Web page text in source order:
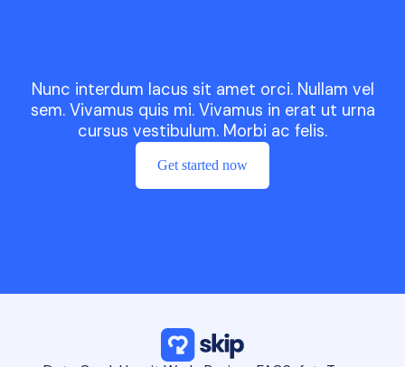
Nunc interdum lacus sit amet orci. Nullam vel
sem. Vivamus quis mi. Vivamus in erat ut urna
cursus vestibulum. Morbi ac felis.
Get started now